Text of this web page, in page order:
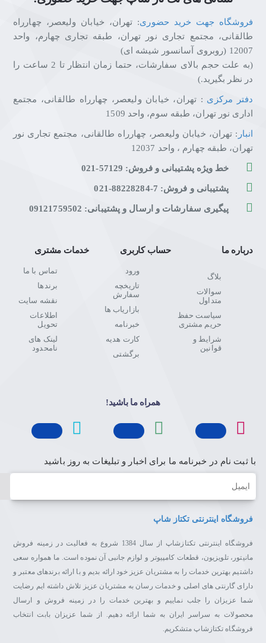
فروشگاه جهت خرید حضوری: تهران، خیابان ولیعصر، چهارراه
طالقانی، مجتمع تجاری نور تهران، طبقه تجاری چهارم، واحد
12007 (روبروی آسانسور شیشه ای)
(به علت حجم بالای سفارشات، حتما زمان انتظار تا 2 ساعت را
در نظر بگیرید.)
دفتر مرکزی : تهران، خیابان ولیعصر، چهارراه طالقانی، مجتمع
اداری نور تهران، طبقه سوم، واحد 1509
انبار : تهران، خیابان ولیعصر، چهارراه طالقانی، مجتمع تجاری نور
تهران، طبقه چهارم ، واحد 12037
خط ویژه پشتیبانی و فروش: 57129-021
پشتیبانی و فروش: 7-88228284-021
پیگیری سفارشات و ارسال و پشتیبانی: 09121759502
درباره ما
بلاگ
سوالات
متداول
سیاست حفظ
حریم مشتری
شرایط و
قوانین
حساب کاربری
ورود
تاریخچه
سفارش
بازاریاب ها
خبرنامه
کارت هدیه
برگشتی
خدمات مشتری
تماس با ما
برندها
نقشه سایت
اطلاعات
تحویل
لینک های
نامحدود
همراه ما باشید!
با ثبت نام در خبرنامه ما برای اخبار و تبلیغات به روز باشید
ایمیل
فروشگاه اینترنتی تکتاز شاپ
فروشگاه اینترنتی تکتازشاپ از سال 1384 شروع به فعالیت در زمینه فروش
مانیتور، تلویزیون، قطعات کامپیوتر و لوازم جانبی آن نموده است. ما همواره سعی
داشتیم بهترین خدمات را به مشتریان عزیز خود ارائه بدیم و با ارائه برندهای معتبر و
دارای گارنتی های اصلی و خدمات رسان به مشتریان عزیز تلاش داشته ایم رضایت
شما عزیزان را جلب نماییم و بهترین خدمات را در زمینه فروش و ارسال
محصولات به سراسر ایران به شما ارائه دهیم. از شما عزیزان بابت انتخاب
فروشگاه تکتازشاپ متشکریم.